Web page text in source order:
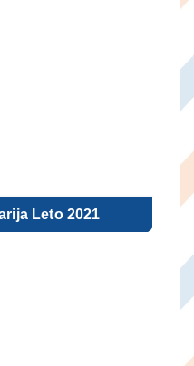
Leto 2021